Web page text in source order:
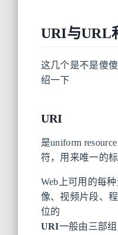
URI与URL
这几个是不是傻
绍一下
URI
是uniform
符，用来唯一的
Web上可用的每
像、视频片段、
位的
URI一般由三部组